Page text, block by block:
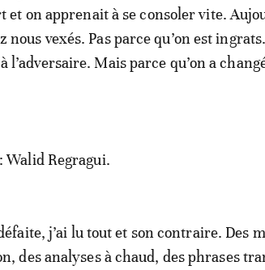
et on apprenait à se consoler vite.
vexés. Pas parce qu’on est
l’adversaire. Mais parce qu’on a
Walid Regragui.
j’ai lu tout et son contraire. Des
des analyses à chaud, des phrases